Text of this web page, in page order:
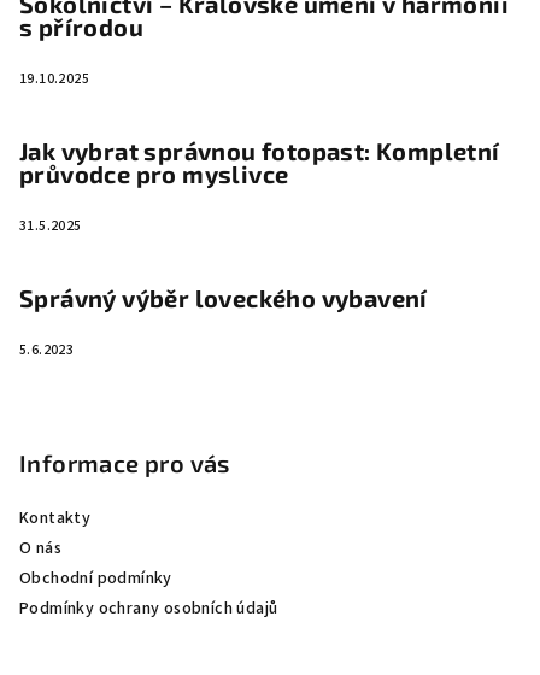
s přírodou
19.10.2025
Jak vybrat správnou fotopast: Kompletní
průvodce pro myslivce
31.5.2025
Správný výběr loveckého vybavení
5.6.2023
Informace pro vás
Kontakty
O nás
Obchodní podmínky
Podmínky ochrany osobních údajů